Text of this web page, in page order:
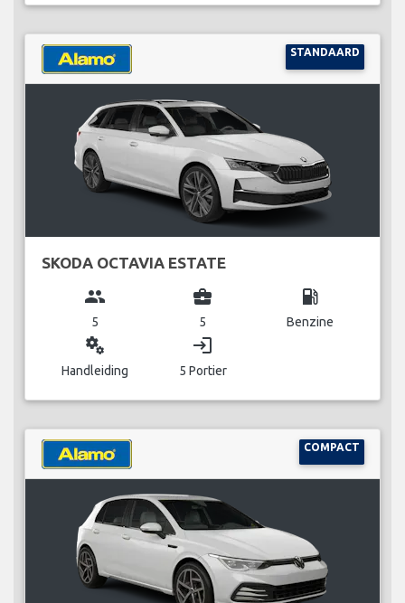
STANDAARD
SKODA OCTAVIA ESTATE
group
5
business_center
5
local_gas_station
Benzine
miscellaneous_services
Handleiding
login
5 Portier
COMPACT